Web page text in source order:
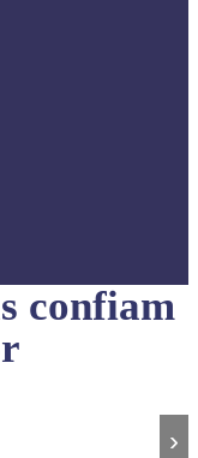
confiam
›